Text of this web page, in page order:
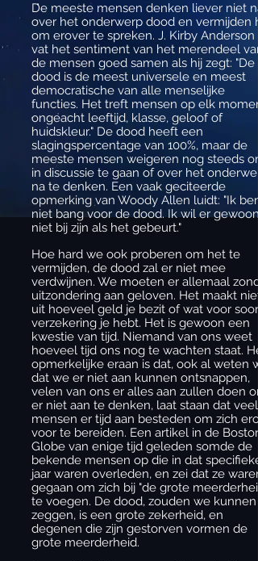
De meeste mensen denken liever niet na
over het onderwerp dood en vermijden
om erover te spreken. J. Kirby Anderson
vat het sentiment van het merendeel van
de mensen goed samen als hij zegt: "De
dood is de meest universele en meest
democratische van alle menselijke
functies. Het treft mensen op elk
ongeacht leeftijd, klasse, geloof of
huidskleur." De dood heeft een
slagingspercentage van 100%, maar de
meeste mensen weigeren nog steeds
in discussie te gaan of over het
na te denken. Een vaak geciteerde
opmerking van Woody Allen luidt: "Ik ben
niet bang voor de dood. Ik wil er gewoon
niet bij zijn als het gebeurt."
Hoe hard we ook proberen om het te
vermijden, de dood zal er niet mee
verdwijnen. We moeten er allemaal
uitzondering aan geloven. Het maakt niet
uit hoeveel geld je bezit of wat voor soort
verzekering je hebt. Het is gewoon een
kwestie van tijd. Niemand van ons weet
hoeveel tijd ons nog te wachten staat.
opmerkelijke eraan is dat, ook al weten
dat we er niet aan kunnen ontsnappen,
velen van ons er alles aan zullen doen
er niet aan te denken, laat staan dat veel
mensen er tijd aan besteden om zich
voor te bereiden. Een artikel in de Boston
Globe van enige tijd geleden somde de
bekende mensen op die in dat specifieke
jaar waren overleden, en zei dat ze waren
gegaan om zich bij "de grote
te voegen. De dood, zouden we kunnen
zeggen, is een grote zekerheid, en
degenen die zijn gestorven vormen de
grote meerderheid.